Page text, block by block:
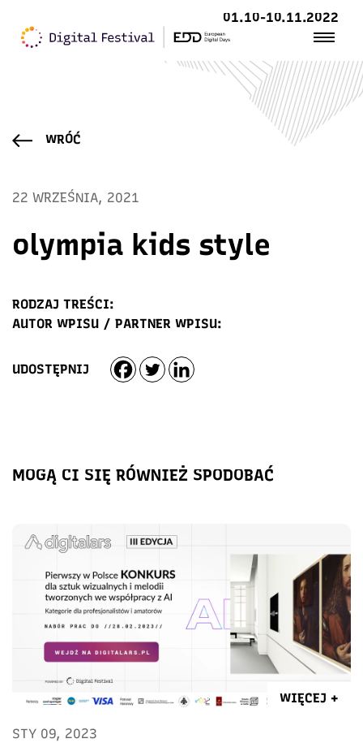
01.10-10.11.2022
WRÓĆ
22 WRZEŚNIA, 2021
olympia kids style
RODZAJ TREŚCI:
AUTOR WPISU / PARTNER WPISU:
UDOSTĘPNIJ
MOGĄ CI SIĘ RÓWNIEŻ SPODOBAĆ
WIĘCEJ +
STY 09, 2023